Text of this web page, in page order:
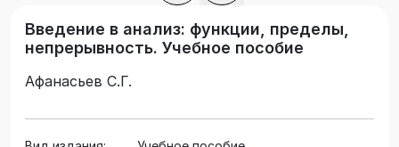
Введение в анализ: функции, пределы,
непрерывность. Учебное пособие
Афанасьев С.Г.